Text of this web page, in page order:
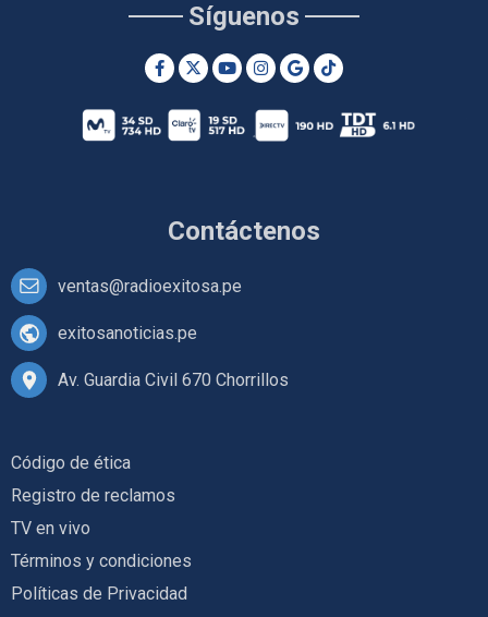
Contáctenos
ventas@radioexitosa.pe
exitosanoticias.pe
Av. Guardia Civil 670 Chorrillos
Síguenos
Código de ética
Registro de reclamos
TV en vivo
Términos y condiciones
Políticas de Privacidad